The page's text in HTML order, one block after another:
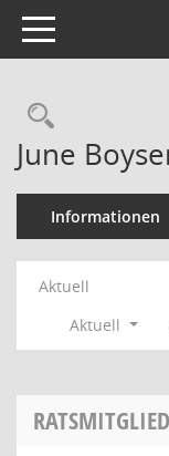
Toggle navigation
June
Informationen
Aktuell
Aktuell
RATSMITGLIED